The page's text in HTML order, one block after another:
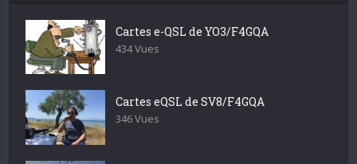
Cartes e-QSL de YO3/F4GQA
434 Vues
Cartes eQSL de SV8/F4GQA
346 Vues